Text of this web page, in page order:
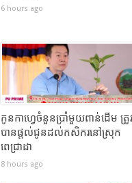
6 hours ago
កូនកាហ្វេចំនួនប្រាំមួយពាន់ដើម ត្រូ
បានផ្តល់ជូនដល់កសិករនៅស្រុក
ពេជ្រាដា
8 hours ago